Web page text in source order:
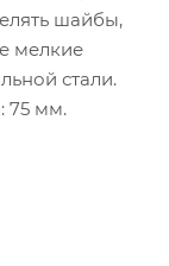
шайбы,
мелкие
стали.
75 мм.